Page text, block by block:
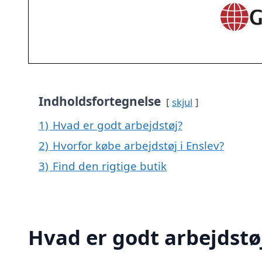
Indholdsfortegnelse skjul
1) Hvad er godt arbejdstøj?
2) Hvorfor købe arbejdstøj i Enslev?
3) Find den rigtige butik
Hvad er godt